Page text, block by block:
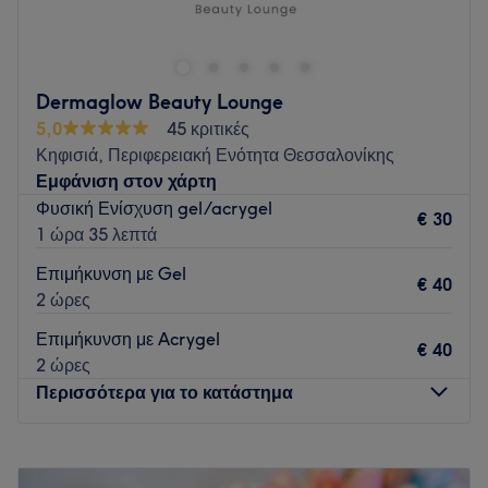
και προσφέρει μια μεγάλη γκάμα υπηρεσιών ομορφιάς.
Dermaglow Beauty Lounge
5,0
45 κριτικές
Κηφισιά, Περιφερειακή Ενότητα Θεσσαλονίκης
Εμφάνιση στον χάρτη
Φυσική Ενίσχυση gel/acrygel
1 ώρα 35 λεπτά
€ 30
Επιμήκυνση με Gel
2 ώρες
€ 40
Επιμήκυνση με Acrygel
2 ώρες
€ 40
Περισσότερα για το κατάστημα
09:00
21:00